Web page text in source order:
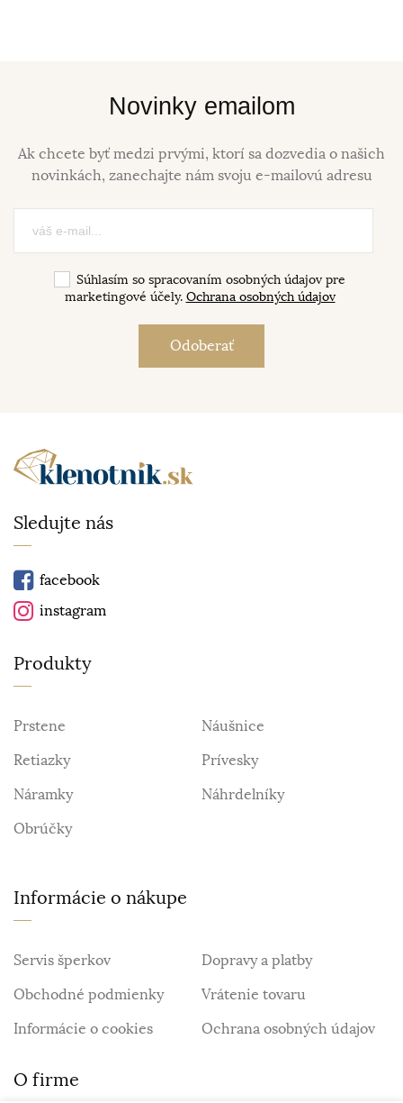
Novinky emailom
Ak chcete byť medzi prvými, ktorí sa dozvedia o našich
novinkách, zanechajte nám svoju e-mailovú adresu
Súhlasím so spracovaním osobných údajov pre
marketingové účely. Ochrana osobných údajov
Sledujte nás
facebook
instagram
Produkty
Prstene
Náušnice
Retiazky
Prívesky
Náramky
Náhrdelníky
Obrúčky
Informácie o nákupe
Servis šperkov
Dopravy a platby
Obchodné podmienky
Vrátenie tovaru
Informácie o cookies
Ochrana osobných údajov
O firme